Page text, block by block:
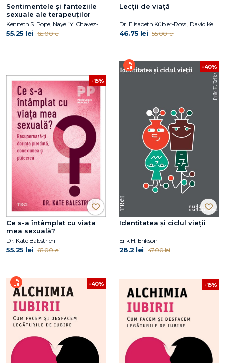
Sentimentele și fanteziile
sexuale ale terapeuților
Kenneth S. Pope, Nayeli Y. Chavez-Dueñas, Hector Y. Adames
55.25 lei 65.00 lei
Lecții de viață
Dr. Elisabeth Kübler-Ross , David Kessler
46.75 lei 55.00 lei
-15%
Ce s-a întâmplat cu viața
mea sexuală?
Dr. Kate Balestrieri
55.25 lei 65.00 lei
-40%
Identitatea și ciclul vieții
Erik H. Erikson
28.2 lei 47.00 lei
-40% -15%